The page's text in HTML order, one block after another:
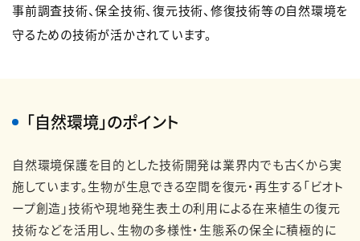
事前調査技術、保全技術、復元技術、修復技術等の自然環境を
守るための技術が活かされています。
「自然環境」のポイント
自然環境保護を目的とした技術開発は業界内でも古くから実
施しています。生物が生息できる空間を復元・再生する「ビオト
ープ創造」技術や現地発生表土の利用による在来植生の復元
技術などを活用し、生物の多様性・生態系の保全に積極的に